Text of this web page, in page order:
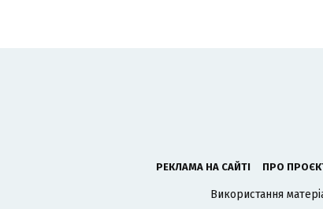
РЕКЛАМА НА САЙТІ ПРО
Використання